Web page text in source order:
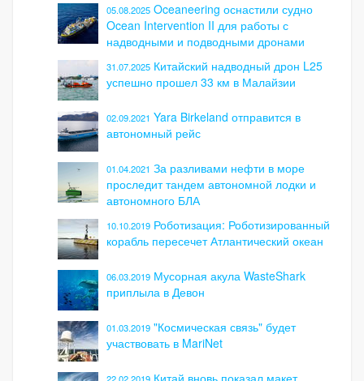
05.08.2025 Oceaneering оснастили судно
Ocean Intervention II для работы с
надводными и подводными дронами
31.07.2025 Китайский надводный дрон L25
успешно прошел 33 км в Малайзии
02.09.2021 Yara Birkeland отправится в
автономный рейс
01.04.2021 За разливами нефти в море
проследит тандем автономной лодки и
автономного БЛА
10.10.2019 Роботизация: Роботизированный
корабль пересечет Атлантический океан
06.03.2019 Мусорная акула WasteShark
приплыла в Девон
01.03.2019 "Космическая связь" будет
участвовать в MariNet